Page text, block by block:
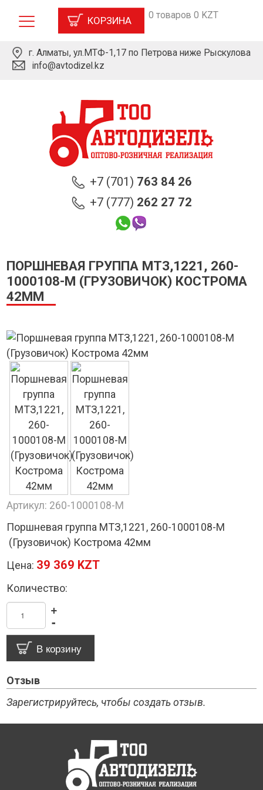
КОРЗИНА 0 товаров 0 KZT
г. Алматы, ул.МТФ-1,17 по Петрова ниже Рыскулова
info@avtodizel.kz
+7 (701) 763 84 26
+7 (777) 262 27 72
ПОРШНЕВАЯ ГРУППА МТЗ,1221, 260-
1000108-М (ГРУЗОВИЧОК) КОСТРОМА
42ММ
Артикул: 260-1000108-М
Поршневая группа МТЗ,1221, 260-1000108-М
(Грузовичок) Кострома 42мм
Цена: 39 369 KZT
Количество:
-
+
Отзыв
Зарегистрируйтесь, чтобы создать отзыв.